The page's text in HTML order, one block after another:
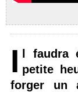
I l faudra
petite
forger un